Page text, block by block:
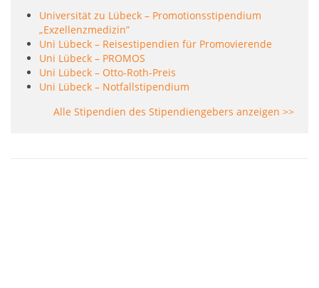
Universität zu Lübeck – Promotionsstipendium
„Exzellenzmedizin”
Uni Lübeck – Reisestipendien für Promovierende
Uni Lübeck – PROMOS
Uni Lübeck – Otto-Roth-Preis
Uni Lübeck – Notfallstipendium
Alle Stipendien des Stipendiengebers anzeigen >>